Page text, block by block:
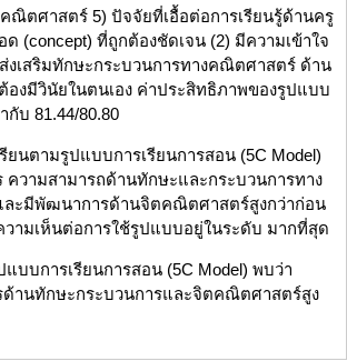
ตศาสตร์ 5) ปัจจัยที่เอื้อต่อการเรียนรู้ด้านครู
(concept) ที่ถูกต้องชัดเจน (2) มีความเข้าใจ
งเสริมทักษะกระบวนการทางคณิตศาสตร์ ด้าน
องมีวินัยในตนเอง ค่าประสิทธิภาพของรูปแบบ
กับ 81.44/80.80
ยนตามรูปแบบการเรียนการสอน (5C Model)
วามสามารถด้านทักษะและกระบวนการทาง
ะมีพัฒนาการด้านจิตคณิตศาสตร์สูงกว่าก่อน
วามเห็นต่อการใช้รูปแบบอยู่ในระดับ มากที่สุด
บบการเรียนการสอน (5C Model) พบว่า
านทักษะกระบวนการและจิตคณิตศาสตร์สูง